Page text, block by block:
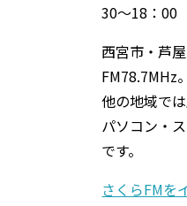
30〜18：00
西宮市・芦屋
FM78.7MHz。
他の地域で
パソコン・
です。
さくらFMを